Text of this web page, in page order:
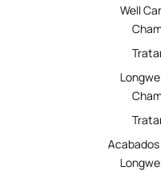
Well
Acabados